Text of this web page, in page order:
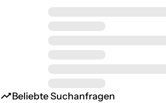
Beliebte Suchanfragen